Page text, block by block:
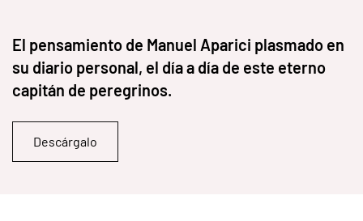
El pensamiento de Manuel Aparici plasmado en
su diario personal, el día a día de este eterno
capitán de peregrinos.
Descárgalo